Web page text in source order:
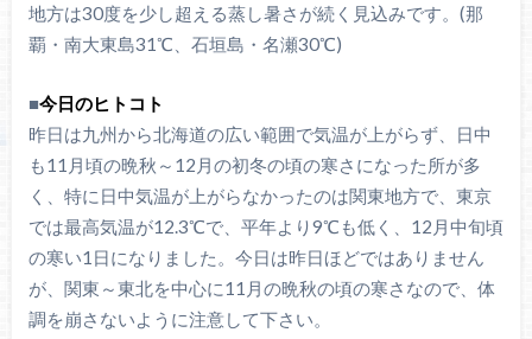
地方は30度を少し超える蒸し暑さが続く見込みです。(那
覇・南大東島31℃、石垣島・名瀬30℃)
■今日のヒトコト
昨日は九州から北海道の広い範囲で気温が上がらず、日中
も11月頃の晩秋～12月の初冬の頃の寒さになった所が多
く、特に日中気温が上がらなかったのは関東地方で、東京
では最高気温が12.3℃で、平年より9℃も低く、12月中旬頃
の寒い1日になりました。今日は昨日ほどではありません
が、関東～東北を中心に11月の晩秋の頃の寒さなので、体
調を崩さないように注意して下さい。